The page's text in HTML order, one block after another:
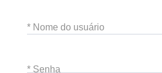
* Nome do usuário
* Senha